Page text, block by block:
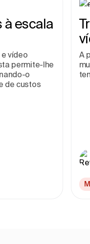
à escala
vídeo
permite-lhe
o
de custos
A